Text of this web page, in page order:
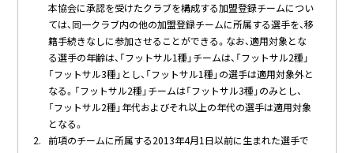
本協会に承認を受けたクラブを構成する加盟登録チームについ
ては、同一クラブ内の他の加盟登録チームに所属する選手を、移
籍手続きなしに参加させることができる。なお、適用対象とな
る選手の年齢は、「フットサル1種」チームは、「フットサル2種」
「フットサル3種」とし、「フットサル1種」の選手は適用対象外と
なる。「フットサル2種」チームは「フットサル3種」のみとし、
「フットサル2種」年代およびそれ以上の年代の選手は適用対象
となる。
前項のチームに所属する2013年4月1日以前に生まれた選手で